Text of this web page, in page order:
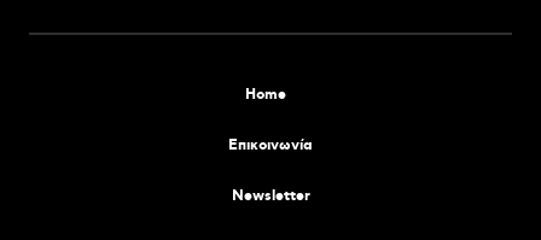
Home
Επικοινωνία
Newsletter